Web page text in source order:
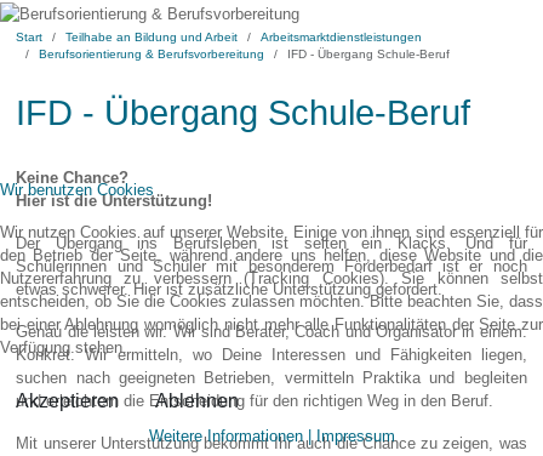
Start Teilhabe an Bildung und Arbeit
Arbeitsmarktdienstleistungen
Berufsorientierung & Berufsvorbereitung
IFD - Übergang Schule-Beruf
IFD - Übergang Schule-Beruf
Keine Chance?
Hier ist die Unterstützung!
Der Übergang ins Berufsleben ist selten ein Klacks. Und für
Schülerinnen und Schüler mit besonderem Förderbedarf ist er noch
etwas schwerer. Hier ist zusätzliche Unterstützung gefordert.
Genau die leisten wir. Wir sind Berater, Coach und Organisator in einem.
Konkret: Wir ermitteln, wo Deine Interessen und Fähigkeiten liegen,
suchen nach geeigneten Betrieben, vermitteln Praktika und begleiten
und erleichtern die Entscheidung für den richtigen Weg in den Beruf.
Mit unserer Unterstützung bekommt Ihr auch die Chance zu zeigen, was
Wir benutzen Cookies
Wir nutzen Cookies auf unserer Website. Einige von ihnen sind essenziell für
den Betrieb der Seite, während andere uns helfen, diese Website und die
Nutzererfahrung zu verbessern (Tracking Cookies). Sie können selbst
entscheiden, ob Sie die Cookies zulassen möchten. Bitte beachten Sie, dass
bei einer Ablehnung womöglich nicht mehr alle Funktionalitäten der Seite zur
Verfügung stehen.
Akzeptieren Ablehnen
Weitere Informationen| Impressum